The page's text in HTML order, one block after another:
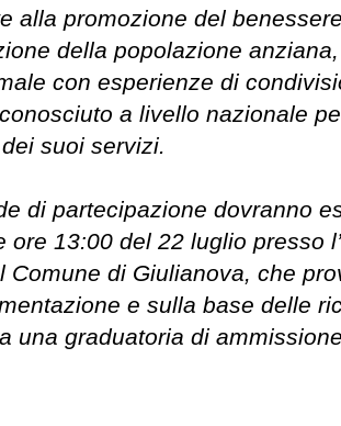
alla promozione del
della popolazione
con esperienze di
a livello nazionale
suoi servizi.
di partecipazione dovranno
ore 13:00 del 22 luglio presso
Comune di Giulianova, che
e sulla base delle
una graduatoria di